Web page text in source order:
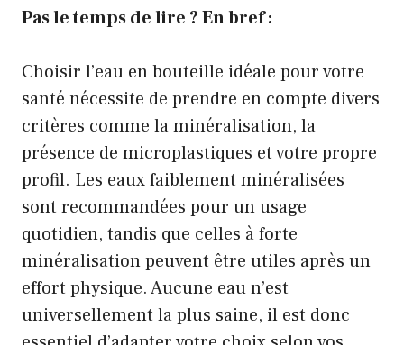
Pas le temps de lire ? En bref :
Choisir l’eau en bouteille idéale pour votre
santé nécessite de prendre en compte divers
critères comme la minéralisation, la
présence de microplastiques et votre propre
profil. Les eaux faiblement minéralisées
sont recommandées pour un usage
quotidien, tandis que celles à forte
minéralisation peuvent être utiles après un
effort physique. Aucune eau n’est
universellement la plus saine, il est donc